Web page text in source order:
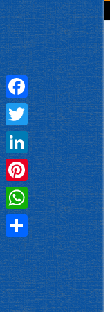
Facebook
Twitter
LinkedIn
Pinterest
WhatsApp
Share